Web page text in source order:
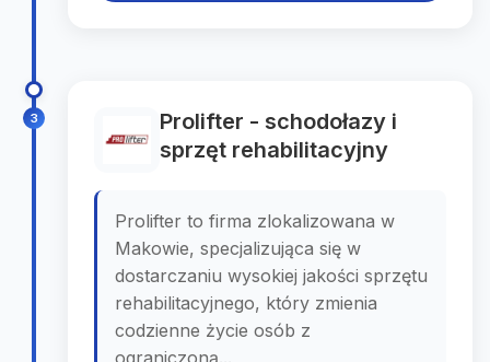
3
Prolifter - schodołazy i
sprzęt rehabilitacyjny
Prolifter to firma zlokalizowana w
Makowie, specjalizująca się w
dostarczaniu wysokiej jakości sprzętu
rehabilitacyjnego, który zmienia
codzienne życie osób z
ograniczoną...